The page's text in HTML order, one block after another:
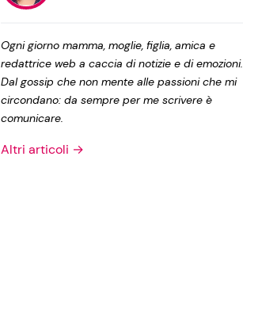
Privacy Policy
Ogni giorno mamma, moglie, figlia, amica e
redattrice web a caccia di notizie e di emozioni.
Dal gossip che non mente alle passioni che mi
circondano: da sempre per me scrivere è
comunicare.
Altri articoli →